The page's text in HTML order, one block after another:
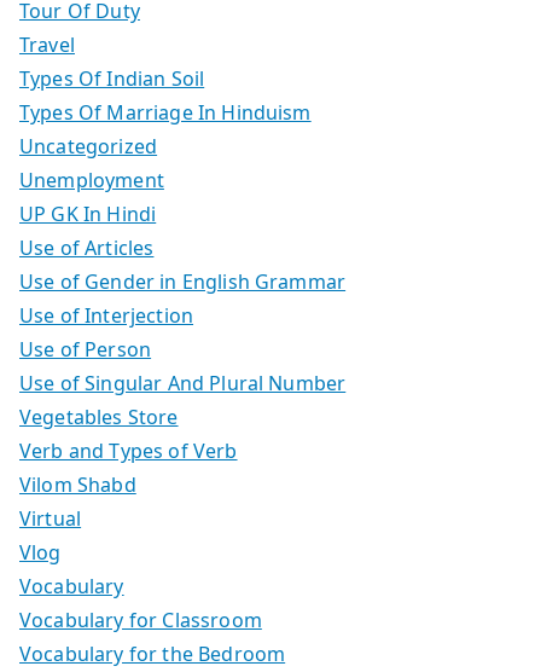
Tour Of Duty
Travel
Types Of Indian Soil
Types Of Marriage In Hinduism
Uncategorized
Unemployment
UP GK In Hindi
Use of Articles
Use of Gender in English Grammar
Use of Interjection
Use of Person
Use of Singular And Plural Number
Vegetables Store
Verb and Types of Verb
Vilom Shabd
Virtual
Vlog
Vocabulary
Vocabulary for Classroom
Vocabulary for the Bedroom